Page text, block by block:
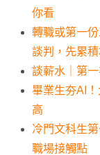
你看
轉職或第一
談判，先累
談薪水｜第
畢業生夯AI
高
冷門文科生
職場接觸點